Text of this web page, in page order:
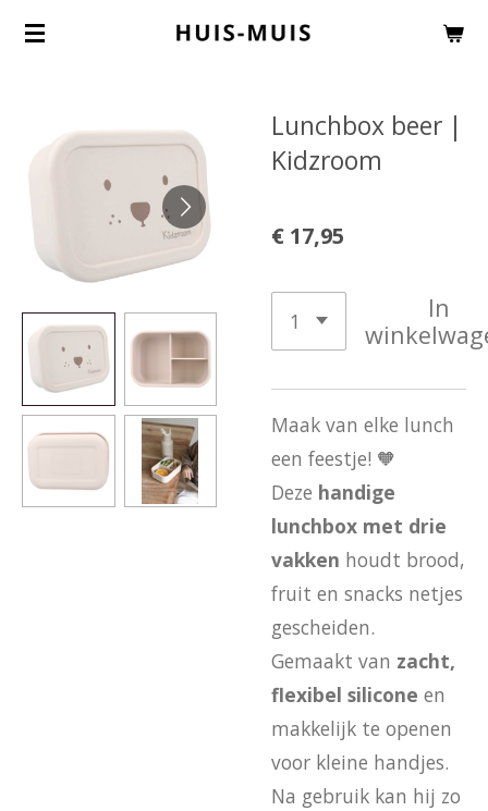
Ga
hoofdinhoud
Lunchbox beer |
Kidzroom
€ 17,95
In
Maak van elke lunch
een feestje! 🧡
Deze handige
lunchbox met drie
vakken houdt brood,
fruit en snacks netjes
gescheiden.
Gemaakt van zacht,
flexibel silicone en
makkelijk te openen
voor kleine handjes.
Na gebruik kan hij zo